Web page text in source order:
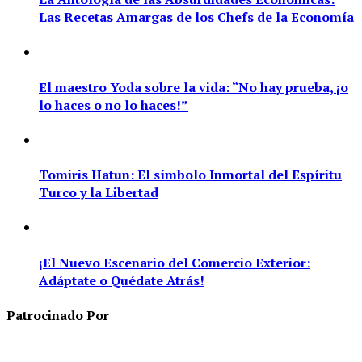
Las Recetas Amargas de los Chefs de la Economía
El maestro Yoda sobre la vida: “No hay prueba, ¡o
lo haces o no lo haces!”
Tomiris Hatun: El símbolo Inmortal del Espíritu
Turco y la Libertad
¡El Nuevo Escenario del Comercio Exterior:
Adáptate o Quédate Atrás!
Patrocinado Por